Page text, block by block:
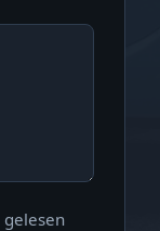
gelesen